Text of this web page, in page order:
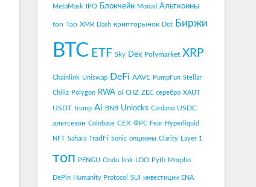
MetaMask IPO Блокчейн Monad Альткоины
ton Tao XMR Dash крипторынок Dot Биржи
BTC ETF Sky Dex Polymarket XRP
Chainlink Uniswap DeFi AAVE PumpFun Stellar
Chiliz Polygon RWA oi CHZ ZEC серебро XAUT
USDT trump Ai BNB Unlocks Cardano USDC
альтсезон Coinbase CEX ФРС Fear Hyperliquid
NFT Sahara TradFi Sonic опционы Clarity Layer 1
топ PENGU Ondo link LDO Pyth Morpho
DePin Humanity Protocol SUI инвестиции ENA